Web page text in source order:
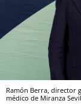
Ramón Berra, director
médico de Miranza